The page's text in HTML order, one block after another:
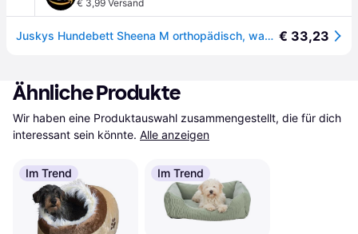
€ 3,99 Versand
Juskys Hundebett Sheena M orthopädisch, waschbar & rutschfest - 72 x 60 x 17 cm - Hundesofa flauschig Hunde Grau - Haustierbett Hundesofa € 33,23
Ähnliche Produkte
Wir haben eine Produktauswahl zusammengestellt, die für dich
interessant sein könnte. Alle anzeigen
Im Trend Im Trend